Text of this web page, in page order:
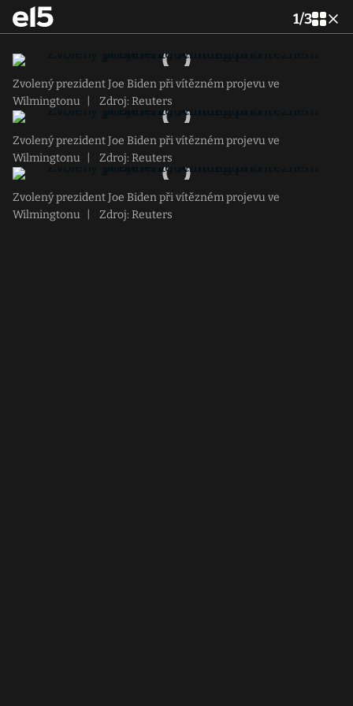
1/3
Zvolený prezident Joe Biden při vítězném projevu ve
Wilmingtonu
Zdroj: Reuters
Zvolený prezident Joe Biden při vítězném projevu ve
Wilmingtonu
Zdroj: Reuters
Zvolený prezident Joe Biden při vítězném projevu ve
Wilmingtonu
Zdroj: Reuters